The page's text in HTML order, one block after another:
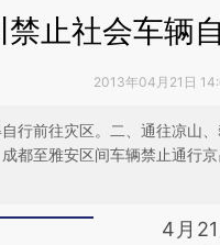
禁止社会车辆
2013年04月21日
行前往灾区。二、通往凉山
都至雅安区间车辆禁止通行
请务必在
4月21日